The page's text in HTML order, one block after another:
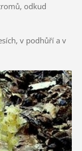
odkud
v podhůří a v